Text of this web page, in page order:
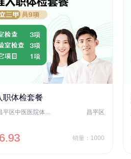
职体检套餐
北京市昌平区中医医院体检中心 昌平区
销量：1000